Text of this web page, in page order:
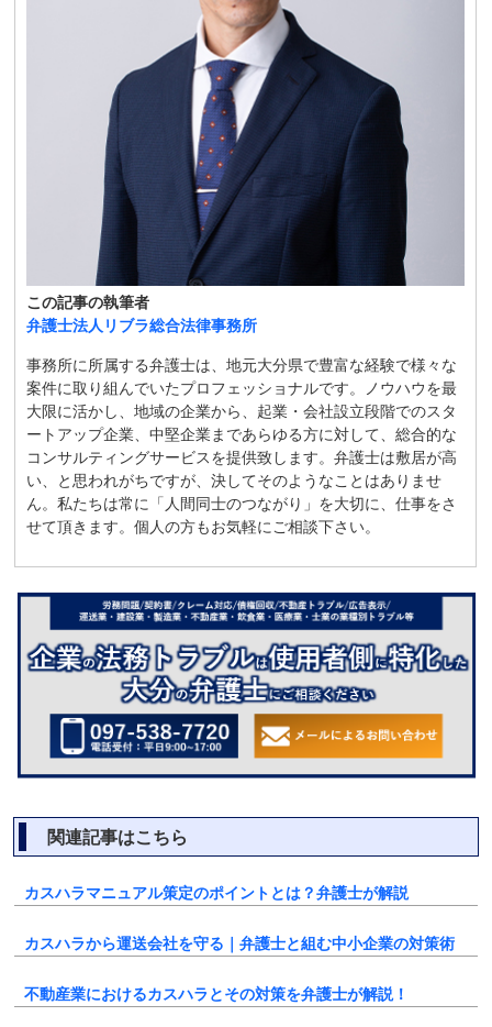
この記事の執筆者
弁護士法人リブラ総合法律事務所
事務所に所属する弁護士は、地元大分県で豊富な経験で様々な
案件に取り組んでいたプロフェッショナルです。ノウハウを最
大限に活かし、地域の企業から、起業・会社設立段階でのスタ
ートアップ企業、中堅企業まであらゆる方に対して、総合的な
コンサルティングサービスを提供致します。弁護士は敷居が高
い、と思われがちですが、決してそのようなことはありませ
ん。私たちは常に「人間同士のつながり」を大切に、仕事をさ
せて頂きます。個人の方もお気軽にご相談下さい。
関連記事はこちら
カスハラマニュアル策定のポイントとは？弁護士が解説
カスハラから運送会社を守る｜弁護士と組む中小企業の対策術
不動産業におけるカスハラとその対策を弁護士が解説！